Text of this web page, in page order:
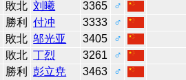
敗北 刘曦 3365
♂
勝利 付冲 3333
♂
敗北 邬光亚 3405
♂
敗北 丁烈 3261
♂
勝利 彭立尭 3463
♂